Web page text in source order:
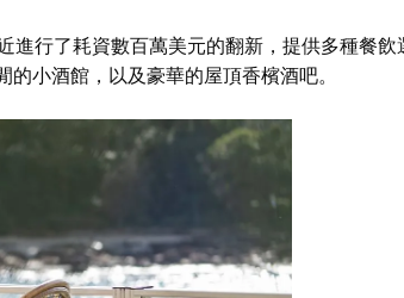
進行了耗資數百萬美元的翻新，提供多種餐飲
小酒館，以及豪華的屋頂香檳酒吧。